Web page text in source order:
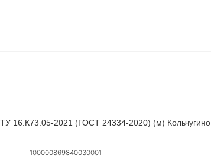
16.К73.05-2021 (ГОСТ 24334-2020) (м) Кольчугино
100000869840030001